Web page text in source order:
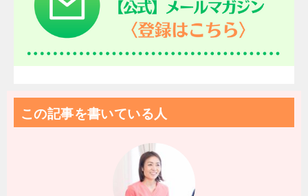
この記事を書いている人